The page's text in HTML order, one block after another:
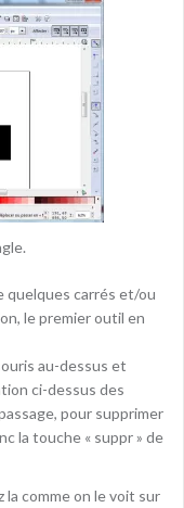
quelques carrés et/ou
le premier outil en
au-dessus et
ci-dessus des
pour supprimer
la touche « suppr » de
la comme on le voit sur